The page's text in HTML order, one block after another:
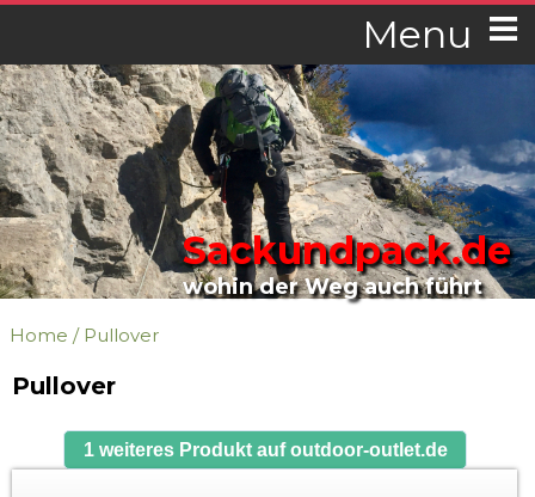
Menu
Sackundpack.de
wohin der Weg auch führt
Home / Pullover
Pullover
1 weiteres Produkt auf outdoor-outlet.de